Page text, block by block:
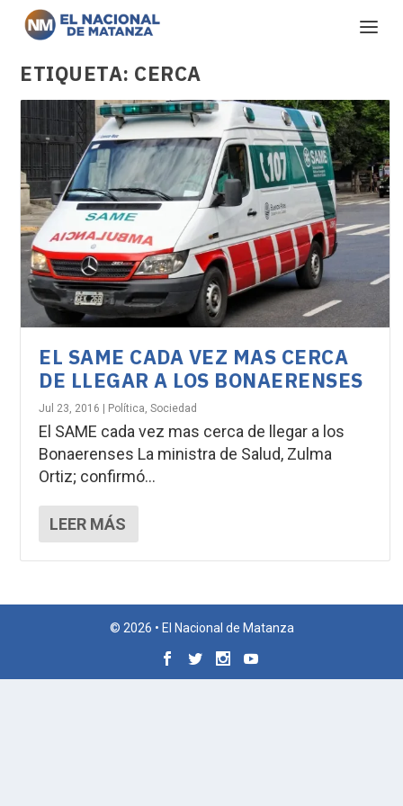
ETIQUETA: CERCA
EL SAME CADA VEZ MAS CERCA
DE LLEGAR A LOS BONAERENSES
Jul 23, 2016 Política,Sociedad
El SAME cada vez mas cerca de llegar a los
Bonaerenses La ministra de Salud, Zulma
Ortiz; confirmó...
LEER MÁS
© 2026 • El Nacional de Matanza